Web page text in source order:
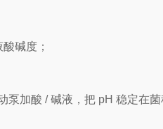
碱度；
加酸 / 碱液，把 pH 稳定在菌